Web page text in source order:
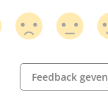
Feedback geven